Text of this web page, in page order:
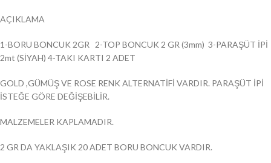
AÇIKLAMA
1-BORU BONCUK 2GR 2-TOP BONCUK 2 GR (3mm) 3-PARAŞÜT İPİ
2mt (SİYAH) 4-TAKI KARTI 2 ADET
GOLD ,GÜMÜŞ VE ROSE RENK ALTERNATİFİ VARDIR. PARAŞÜT İPİ
İSTEĞE GÖRE DEĞİŞEBİLİR.
MALZEMELER KAPLAMADIR.
2 GR DA YAKLAŞIK 20 ADET BORU BONCUK VARDIR.